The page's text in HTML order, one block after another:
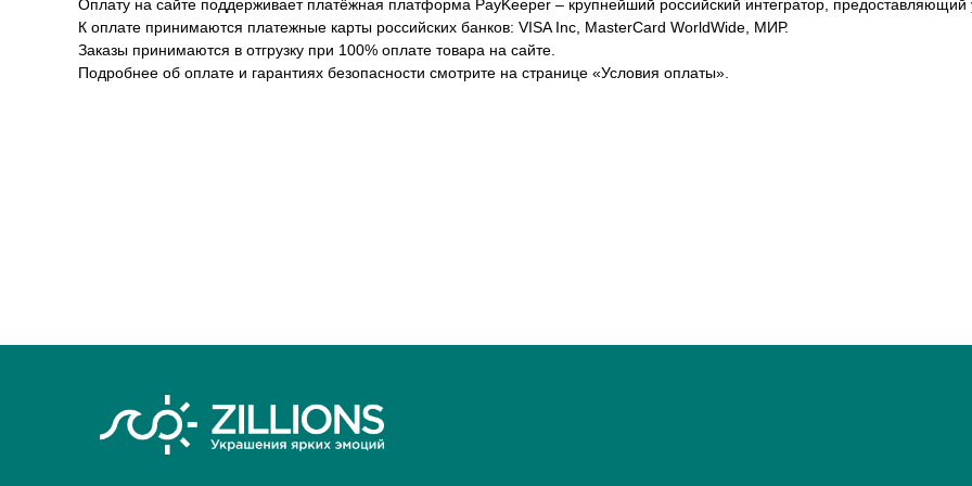
Оплату на сайте поддерживает платёжная платформа PayKeeper – крупнейший российский интегратор, предоставляющий
К оплате принимаются платежные карты российских банков: VISA Inc, MasterCard WorldWide, МИР.
Заказы принимаются в отгрузку при 100% оплате товара на сайте.
Подробнее об оплате и гарантиях безопасности смотрите на странице «Условия оплаты».